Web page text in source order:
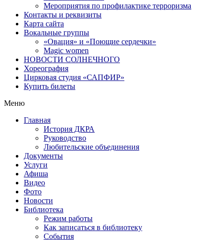
Мероприятия по профилактике терроризма
Контакты и реквизиты
Карта сайта
Вокальные группы
«Овация» и «Поющие сердечки»
Magic women
НОВОСТИ СОЛНЕЧНОГО
Хореография
Цирковая студия «САПФИР»
Купить билеты
Меню
Главная
История ДКРА
Руководство
Любительские объединения
Документы
Услуги
Афиша
Видео
Фото
Новости
Библиотека
Режим работы
Как записаться в библиотеку
События